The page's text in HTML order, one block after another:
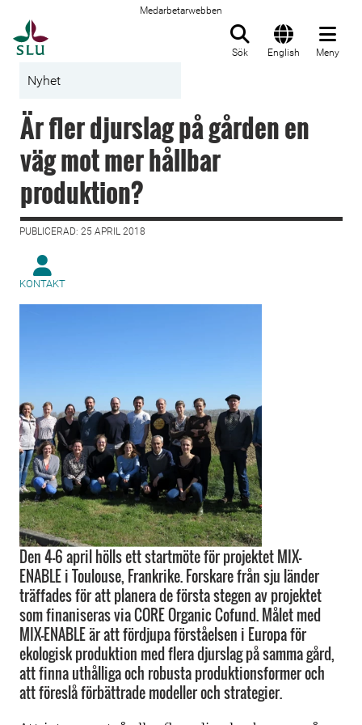
Medarbetarwebben
Sök English Meny
Nyhet
Är fler djurslag på gården en
väg mot mer hållbar
produktion?
PUBLICERAD: 25 APRIL 2018
KONTAKT
Den 4-6 april hölls ett startmöte för projektet MIX-
ENABLE i Toulouse, Frankrike. Forskare från sju länder
träffades för att planera de första stegen av projektet
som finaniseras via CORE Organic Cofund. Målet med
MIX-ENABLE är att fördjupa förståelsen i Europa för
ekologisk produktion med flera djurslag på samma gård,
att finna uthålliga och robusta produktionsformer och
att föreslå förbättrade modeller och strategier.